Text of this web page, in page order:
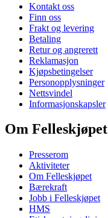
Kontakt oss
Finn oss
Frakt og levering
Betaling
Retur og angrerett
Reklamasjon
Kjøpsbetingelser
Personopplysninger
Nettsvindel
Informasjonskapsler
Om Felleskjøpet
Presserom
Aktiviteter
Om Felleskjøpet
Bærekraft
Jobb i Felleskjøpet
HMS